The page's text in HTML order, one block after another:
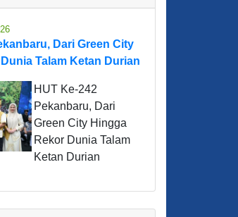
Dari Green City
Talam Ketan Durian
HUT Ke-242
Pekanbaru, Dari
Green City Hingga
Rekor Dunia Talam
Ketan Durian